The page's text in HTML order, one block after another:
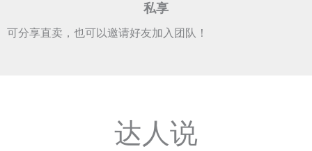
私享
可分享直卖，也可以邀请好友加入团队！
达人说